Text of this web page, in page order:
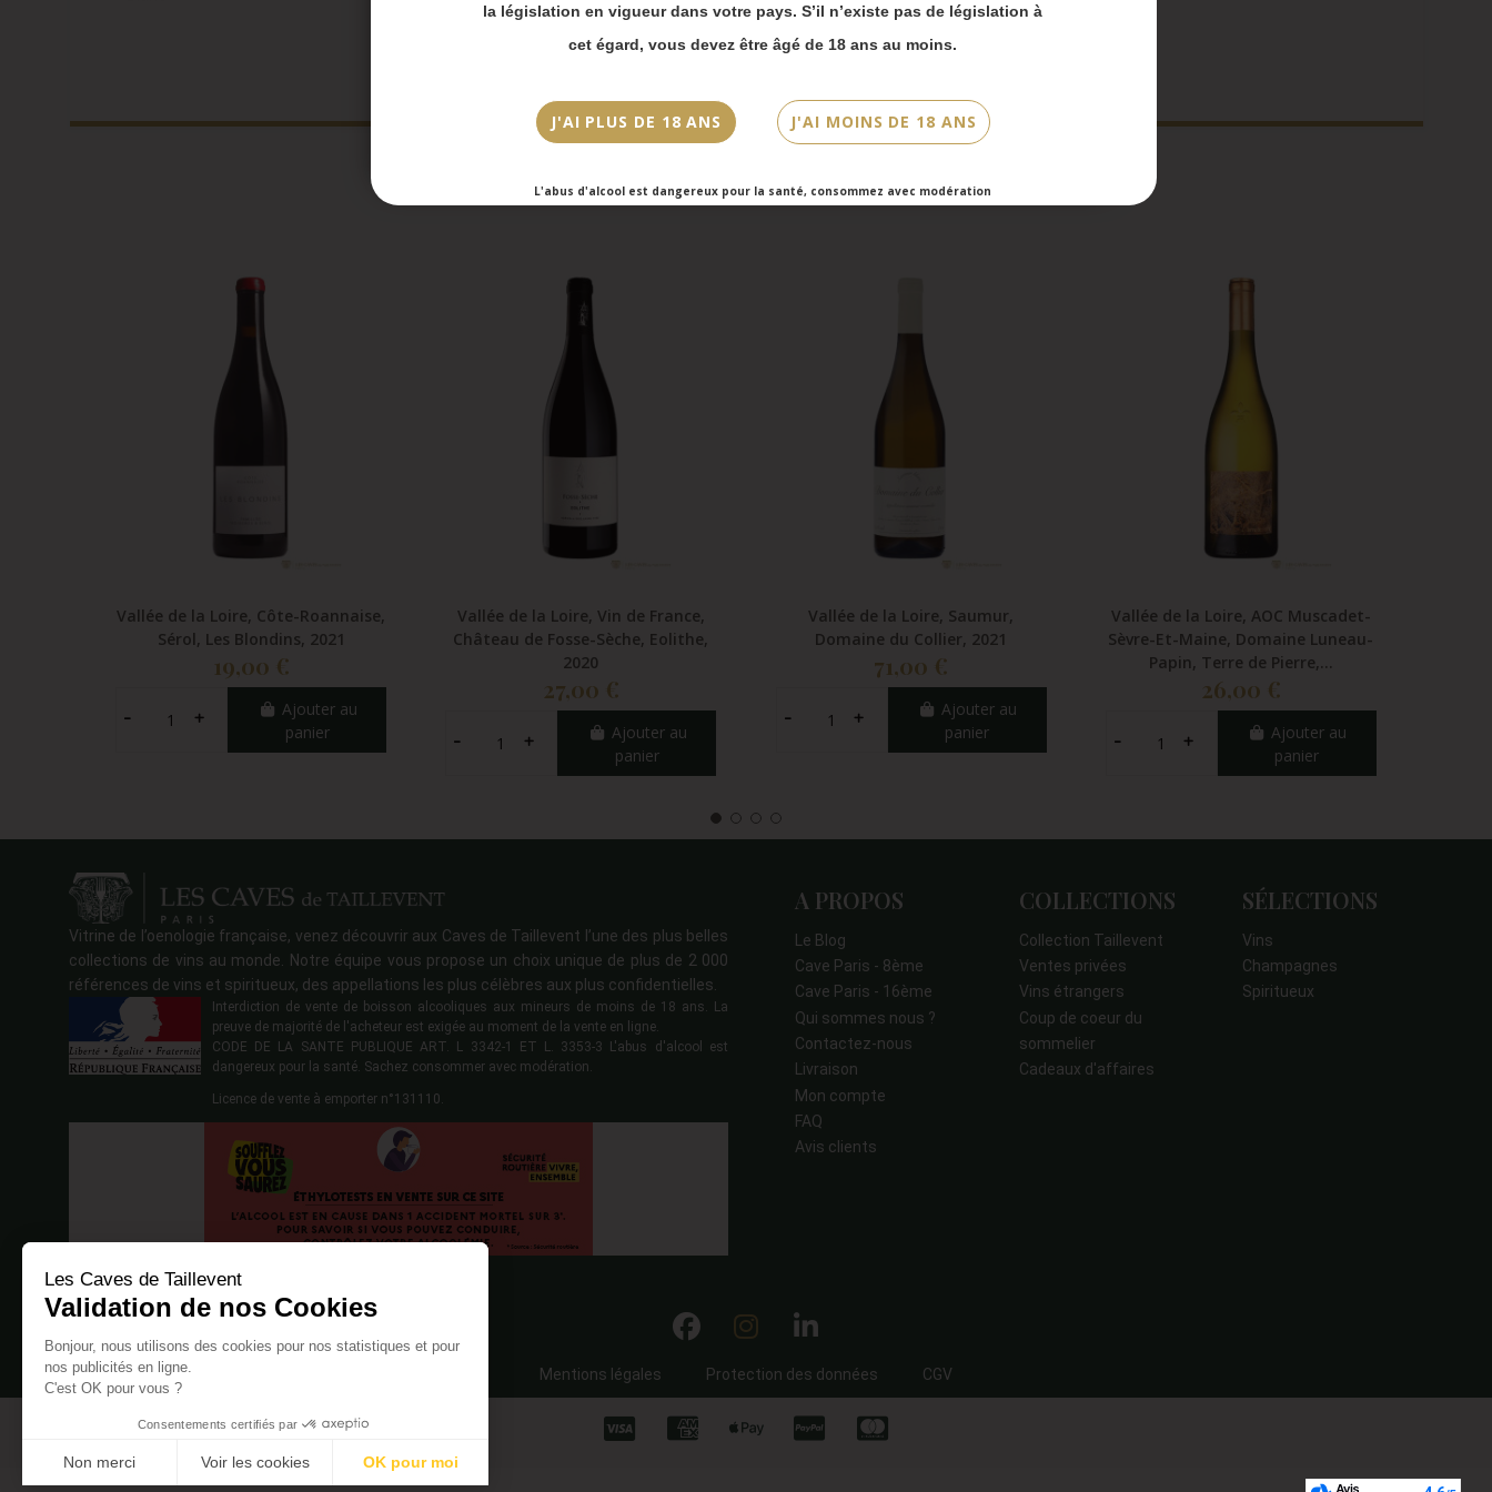
la législation en vigueur dans votre pays. S’il n’existe pas de législation à
cet égard, vous devez être âgé de 18 ans au moins.
J'AI PLUS DE 18 ANS J'AI MOINS DE 18 ANS
L'abus d'alcool est dangereux pour la santé, consommez avec modération
Vallée de la Loire, Côte-Roannaise,
Sérol, Les Blondins, 2021
19,00 €
Ajouter au
panier
Vallée de la Loire, Vin de France,
Château de Fosse-Sèche, Eolithe,
2020
27,00 €
Ajouter au
panier
Vallée de la Loire, Saumur,
Domaine du Collier, 2021
71,00 €
Ajouter au
panier
Vallée de la Loire, AOC Muscadet-
Sèvre-Et-Maine, Domaine Luneau-
Papin, Terre de Pierre,...
26,00 €
Ajouter au
panier
Vitrine de l’oenologie française, venez découvrir aux Caves de Taillevent l’une des plus belles
collections de vins au monde. Notre équipe vous propose un choix unique de plus de 2 000
références de vins et spiritueux, des appellations les plus célèbres aux plus confidentielles.
Interdiction de vente de boisson alcooliques aux mineurs de moins de 18 ans. La
preuve de majorité de l'acheteur est exigée au moment de la vente en ligne.
CODE DE LA SANTE PUBLIQUE ART. L 3342-1 ET L. 3353-3 L'abus d'alcool est
dangereux pour la santé. Sachez consommer avec modération.
Licence de vente à emporter n°131110.
A PROPOS
Le Blog
Cave Paris - 8ème
Cave Paris - 16ème
Qui sommes nous ?
Contactez-nous
Livraison
Mon compte
FAQ
Avis clients
COLLECTIONS
Collection Taillevent
Ventes privées
Vins étrangers
Coup de coeur du
sommelier
Cadeaux d'affaires
SÉLECTIONS
Vins
Champagnes
Spiritueux
Mentions légales Protection des données CGV
Les Caves de Taillevent
Validation de nos Cookies
Bonjour, nous utilisons des cookies pour nos statistiques et pour
nos publicités en ligne.
C'est OK pour vous ?
Consentements certifiés par
Non merci Voir les cookies
OK pour moi
Merci de bien prendre en compte :
Les envois Chronopost reprendront à partir du 31 août.
Honoré et cave Victor Hugo) seront disponibles à partir du 4
septembre.